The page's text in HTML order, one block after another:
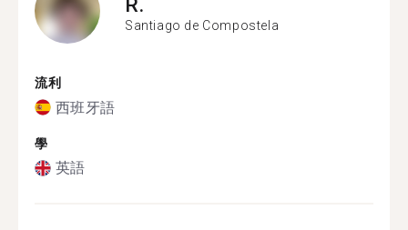
Santiago de Compostela
流利
西班牙語
學
英語